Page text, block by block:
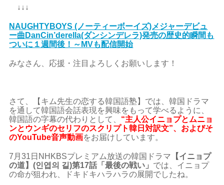
↓↓↓
NAUGHTYBOYS (ノーティーボーイズ)メジャーデビュ
ー曲DanCin’derella(ダンシンデレラ)発売の歴史的瞬間も
ついに１週間後！～MVも配信開始
みなさん、応援・注目よろしくお願いします！
さて、【キム先生の恋する韓国語塾】では、韓国ドラマ
を通して韓国語会話表現を興味をもって学べるように、
韓国語の字幕の代わりとして、 “主人公イニョプとムニョ
ンとウンギのセリフのスクリプト韓日対訳文”、およびそ
のYouTube音声動画をお届けしています。
7月31日NHKBSプレミアム放送の韓国ドラマ 【イニョプ
の道】(인엽의 길)第17話「最後の戦い」 では、イニョプ
の命が狙われ、ドキドキハラハラの展開でしたね。